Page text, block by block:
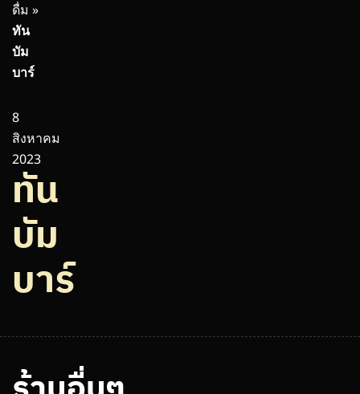
ดื่ม »
ทัน
บัม
บาร์
8
สิงหาคม
2023
ทัน
บัม
บาร์